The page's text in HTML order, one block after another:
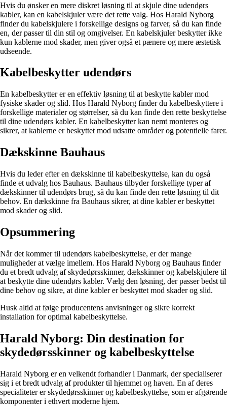
Hvis du ønsker en mere diskret løsning til at skjule dine udendørs
kabler, kan en kabelskjuler være det rette valg. Hos Harald Nyborg
finder du kabelskjulere i forskellige designs og farver, så du kan finde
en, der passer til din stil og omgivelser. En kabelskjuler beskytter ikke
kun kablerne mod skader, men giver også et pænere og mere æstetisk
udseende.
Kabelbeskytter udendørs
En kabelbeskytter er en effektiv løsning til at beskytte kabler mod
fysiske skader og slid. Hos Harald Nyborg finder du kabelbeskyttere i
forskellige materialer og størrelser, så du kan finde den rette beskyttelse
til dine udendørs kabler. En kabelbeskytter kan nemt monteres og
sikrer, at kablerne er beskyttet mod udsatte områder og potentielle farer.
Dækskinne Bauhaus
Hvis du leder efter en dækskinne til kabelbeskyttelse, kan du også
finde et udvalg hos Bauhaus. Bauhaus tilbyder forskellige typer af
dækskinner til udendørs brug, så du kan finde den rette løsning til dit
behov. En dækskinne fra Bauhaus sikrer, at dine kabler er beskyttet
mod skader og slid.
Opsummering
Når det kommer til udendørs kabelbeskyttelse, er der mange
muligheder at vælge imellem. Hos Harald Nyborg og Bauhaus finder
du et bredt udvalg af skydedørsskinner, dækskinner og kabelskjulere til
at beskytte dine udendørs kabler. Vælg den løsning, der passer bedst til
dine behov og sikre, at dine kabler er beskyttet mod skader og slid.
Husk altid at følge producentens anvisninger og sikre korrekt
installation for optimal kabelbeskyttelse.
Harald Nyborg: Din destination for
skydedørsskinner og kabelbeskyttelse
Harald Nyborg er en velkendt forhandler i Danmark, der specialiserer
sig i et bredt udvalg af produkter til hjemmet og haven. En af deres
specialiteter er skydedørsskinner og kabelbeskyttelse, som er afgørende
komponenter i ethvert moderne hjem.